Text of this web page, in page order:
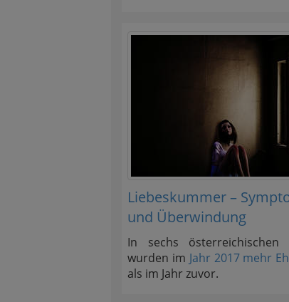
Liebeskummer –
und Überwindung
In sechs österreichischen
wurden im Jahr 2017 mehr
als im Jahr zuvor.